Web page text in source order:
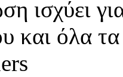
ισχύει για
και όλα